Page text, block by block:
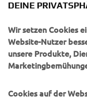
DEINE
Wir setzen Cookies
Website-Nutzer
unsere Produkte,
Cookies auf der